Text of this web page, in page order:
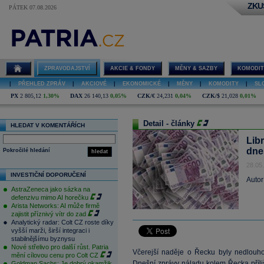
PÁTEK 07.08.2026
ZPRAVODAJSTVÍ AKCIE & FONDY MĚNY & SAZBY
PŘEHLED ZPRÁV AKCIOVÉ EKONOMICKÉ MĚNY KOMODITY
PX 2 805,12 1,30% DAX 26 140,13 0,05% CZK/€ 24,231 0,04% CZK/$ 21,028 0,01%
HLEDAT V KOMENTÁŘÍCH
hledat
Pokročilé hledání
INVESTIČNÍ DOPORUČENÍ
AstraZeneca jako sázka na
defenzivu mimo AI horečku
Arista Networks: AI může firmě
zajistit příznivý vítr do zad
Analytický radar: Colt CZ roste díky
vyšší marži, širší integraci i
stabilnějšímu byznysu
Nové střelivo pro další růst. Patria
mění cílovou cenu pro Colt CZ
Detail - články
Včerejší naděje o Řecku byly